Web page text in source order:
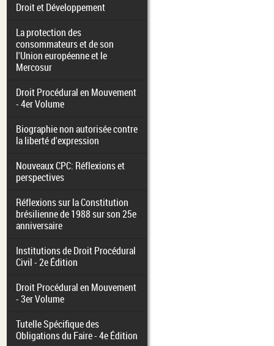
Droit et Développement
La protection des
consommateurs et de son
l'Union européenne et le
Mercosur
Droit Procédural en Mouvement
- 4er Volume
Biographie non autorisée contre
la liberté d'expression
Nouveaux CPC: Réflexions et
perspectives
Réflexions sur la Constitution
brésilienne de 1988 sur son 25e
anniversaire
Institutions de Droit Procédural
Civil - 2e Édition
Droit Procédural en Mouvement
- 3er Volume
Tutelle Spécifique des
Obligations du Faire - 4e Édition